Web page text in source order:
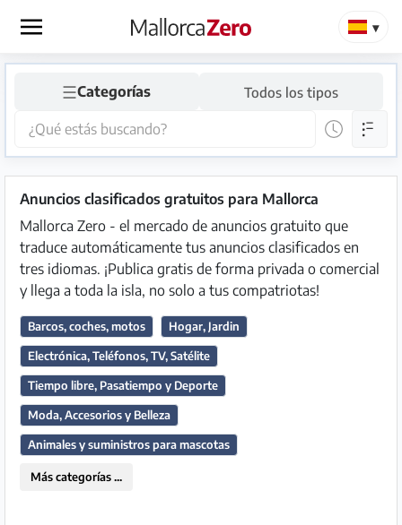
×
Página
inicio
Publicar
Tienda
Iniciar
sesión
Registrarse
Socio
Premium
☰Categorías Todos los tipos
Anuncios clasificados gratuitos para Mallorca
Mallorca Zero - el mercado de anuncios gratuito que
traduce automáticamente tus anuncios clasificados en
tres idiomas. ¡Publica gratis de forma privada o comercial
y llega a toda la isla, no solo a tus compatriotas!
Barcos, coches, motos Hogar, Jardin
Electrónica, Teléfonos, TV, Satélite
Tiempo libre, Pasatiempo y Deporte
Moda, Accesorios y Belleza
Animales y suministros para mascotas
Más categorías ...